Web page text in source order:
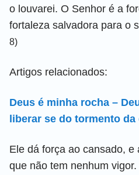
o louvarei. O Senhor é a
fortaleza salvadora para o
8)
Artigos relacionados:
Deus é minha rocha –
liberar se do tormento da
Ele dá força ao cansado, e
que não tem nenhum